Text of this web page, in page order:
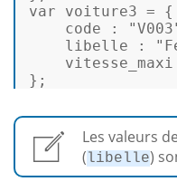
var voiture3 = {
code :
libelle :
};
Les valeurs
(libelle)